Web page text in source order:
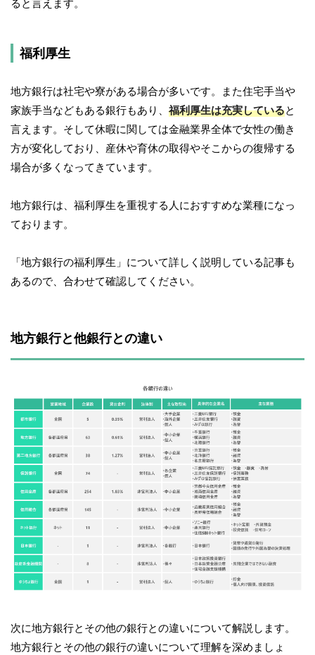
ると言えます。
福利厚生
地方銀行は社宅や寮がある場合が多いです。また住宅手当や
家族手当などもある銀行もあり、 福利厚生は充実していると
言えます。そして休暇に関しては金融業界全体で女性の働き
方が変化しており、産休や育休の取得やそこからの復帰する
場合が多くなってきています。
地方銀行は、福利厚生を重視する人におすすめな業種になっ
ております。
「地方銀行の福利厚生」について詳しく説明している記事も
あるので、合わせて確認してください。
地方銀行と他銀行との違い
次に地方銀行とその他の銀行との違いについて解説します。
地方銀行とその他の銀行の違いについて理解を深めましょ